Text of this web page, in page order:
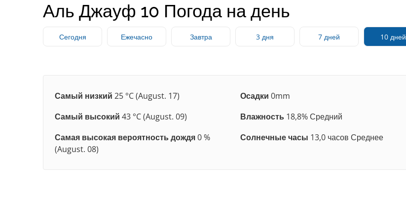
Аль Джауф 10 Погода на день
Сегодня Ежечасно Завтра 3 дня 7 дней 10 дней
Самый низкий 25 °C (August. 17) Осадки 0mm
Самый высокий 43 °C (August. 09) Влажность 18,8% Средний
Самая высокая вероятность дождя0 %
(August. 08)
Солнечные часы 13,0 часов Среднее